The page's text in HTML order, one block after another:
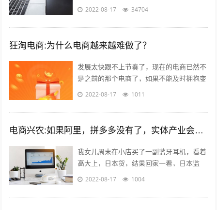
付渠道涵盖线上支付和线下支付。Dotpay
2022-08-17 34704
狂淘电商:为什么电商越来越难做了？
发展太快跟不上节奏了，现在的电商已然不
是之前的那个电商了，如果不能及时拥抱变
化就会被无情抛弃。 一个销售闭环的几大
2022-08-17 1011
电商兴农:如果阿里，拼多多没有了，实体产业会复兴吗？
我女儿周末在小店买了一副蓝牙耳机，看着
高大上，日本货，结果回家一看，日本监
造，深圳制造…无品牌。一问多少钱，
2022-08-17 1004